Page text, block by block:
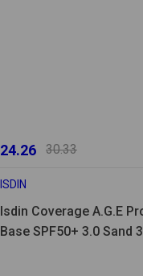
24.26 30.33
ISDIN
Isdin Coverage A.G.E
Base SPF50+ 3.0 Sand